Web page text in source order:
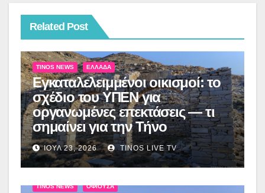
Related Post
TINOS NEWS ΕΛΛΆΔΑ
Εγκαταλελειμμένοι οικισμοί: το
σχέδιο του ΥΠΕΝ για
οργανωμένες επεκτάσεις — τι
σημαίνει για την Τήνο
ΙΟΎΛ 23, 2026 TINOS LIVE TV
TINOS NEWS ΟΦΙΟΎΣΑ